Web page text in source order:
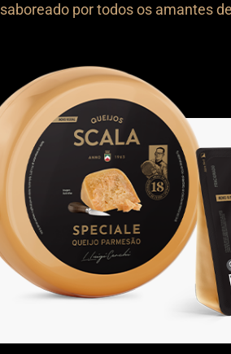
saboreado por todos os amantes